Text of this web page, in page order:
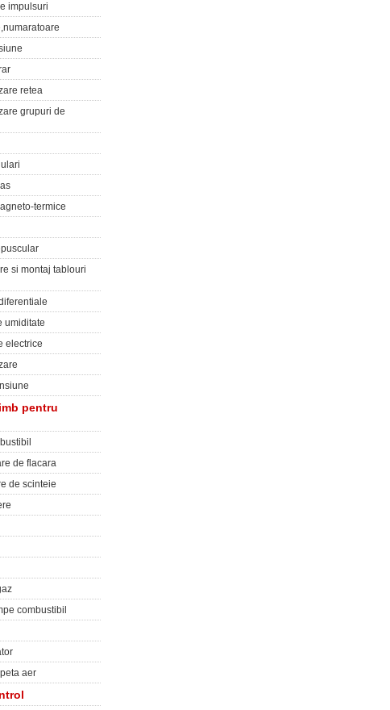
impulsuri
retea
grupuri de
termice
si montaj tablouri
umiditate
electrice
pentru
de flacara
de scinteie
combustibil
aer